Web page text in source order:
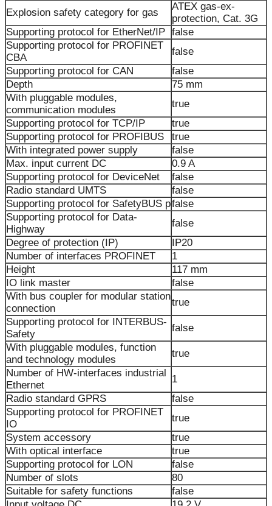
Explosion safety category for gas
ATEX gas-ex-
protection, Cat. 3G
Supporting protocol for EtherNet/IP false
Supporting protocol for PROFINET
CBA
false
Supporting protocol for CAN
false
Depth
75 mm
With pluggable modules,
communication modules
true
Supporting protocol for TCP/IP
true
Supporting protocol for PROFIBUS
true
With integrated power supply
false
Max. input current DC
0.9 A
Supporting protocol for DeviceNet
false
Radio standard UMTS
false
Supporting protocol for SafetyBUS pfalse
Supporting protocol for Data-
Highway
false
Degree of protection (IP)
IP20
Number of interfaces PROFINET
1
Height
117 mm
IO link master
false
With bus coupler for modular station
connection
true
Supporting protocol for INTERBUS-
Safety
false
With pluggable modules, function
and technology modules
true
Number of HW-interfaces industrial
Ethernet
1
Radio standard GPRS
false
Supporting protocol for PROFINET
IO
true
System accessory
true
With optical interface
true
Supporting protocol for LON
false
Number of slots
80
Suitable for safety functions
false